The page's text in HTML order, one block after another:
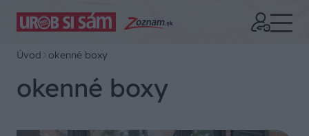
Úvod okenné boxy
okenné boxy